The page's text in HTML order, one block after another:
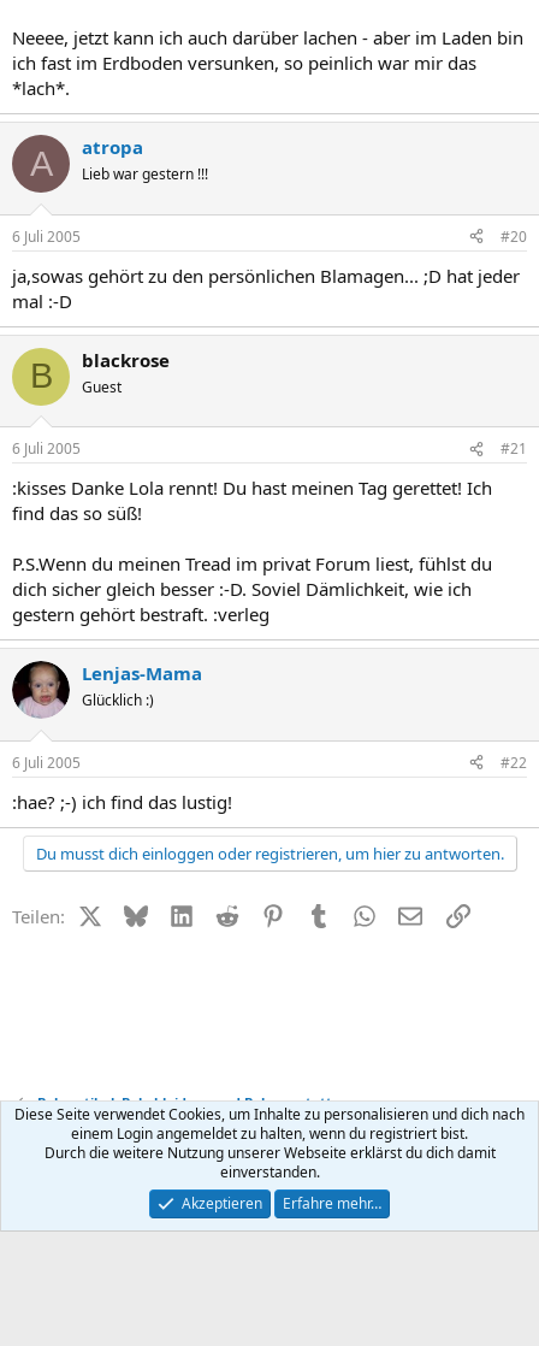
Neeee, jetzt kann ich auch darüber lachen - aber im Laden bin
ich fast im Erdboden versunken, so peinlich war mir das
*lach*.
A atropa
Lieb war gestern !!!
6 Juli 2005 #20
ja,sowas gehört zu den persönlichen Blamagen... ;D hat jeder
mal :-D
B blackrose
Guest
6 Juli 2005 #21
:kisses Danke Lola rennt! Du hast meinen Tag gerettet! Ich
find das so süß!
P.S.Wenn du meinen Tread im privat Forum liest, fühlst du
dich sicher gleich besser :-D. Soviel Dämlichkeit, wie ich
gestern gehört bestraft. :verleg
Lenjas-Mama
Glücklich :)
6 Juli 2005 #22
:hae? ;-) ich find das lustig!
Du musst dich einloggen oder registrieren, um hier zu antworten.
Teilen: X (Twitter)
BlueskyLinkedIn
Reddit PinterestTumblr WhatsApp
E-MailLink
Babyartikel, Babykleidung und Babyausstattung
Kontakt Nutzungsbedingungen Datenschutz Hilfe
R
Community platform by XenForo ® © 2010-2026 XenForo Ltd.
Diese Seite verwendet Cookies, um Inhalte zu personalisieren und dich nach
einem Login angemeldet zu halten, wenn du registriert bist.
Durch die weitere Nutzung unserer Webseite erklärst du dich damit
einverstanden.
Akzeptieren
Erfahre mehr…